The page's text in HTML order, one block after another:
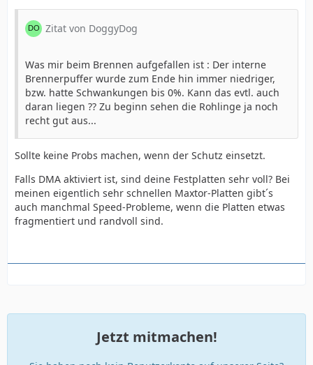
Zitat von DoggyDog
Was mir beim Brennen aufgefallen ist : Der interne
Brennerpuffer wurde zum Ende hin immer niedriger,
bzw. hatte Schwankungen bis 0%. Kann das evtl. auch
daran liegen ?? Zu beginn sehen die Rohlinge ja noch
recht gut aus...
Sollte keine Probs machen, wenn der Schutz einsetzt.
Falls DMA aktiviert ist, sind deine Festplatten sehr voll? Bei
meinen eigentlich sehr schnellen Maxtor-Platten gibt´s
auch manchmal Speed-Probleme, wenn die Platten etwas
fragmentiert und randvoll sind.
Jetzt mitmachen!